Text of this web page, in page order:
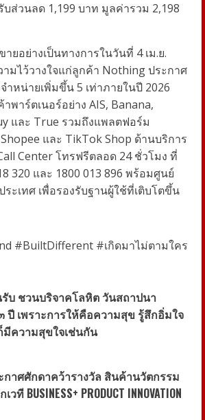
ส่วนลด 1,199 บาท มูลค่ารวม 2,198
ายอย่างเป็นทางการในวันที่ 4เม.ย.
มไว้วางใจแก่ลูกค้า Nothingประกาศ
ำหน่ายเพิ่มขึ้น5 เท่าภายในปี 2026
พาร์ตเนอร์อย่าง AIS, Banana,
และ True รวมถึงแพลตฟอร์ม
และ TikTok Shop ด้านบริการ
Centerโทรฟรีตลอด 24ชั่วโมง ที่
320 และ 1800 013 896 พร้อมศูนย์
ระเทศ เพื่อรองรับฐานผู้ใช้ที่เติบโตขึ้น
#BuiltDifferent #เกิดมาไม่ตามใคร
บ ชวนบริจาคโลหิต วันสถาปนา
ปี เพราะการให้คือความสุข รู้สึกอิ่มใจ
ความสุขใจเช่นกัน
ระกาศศักดาคว้ารางวัล สินค้านวัตกรรม
BUSINESS+ PRODUCT INNOVATION